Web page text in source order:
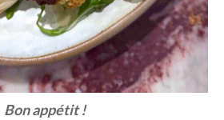
Bon appétit !